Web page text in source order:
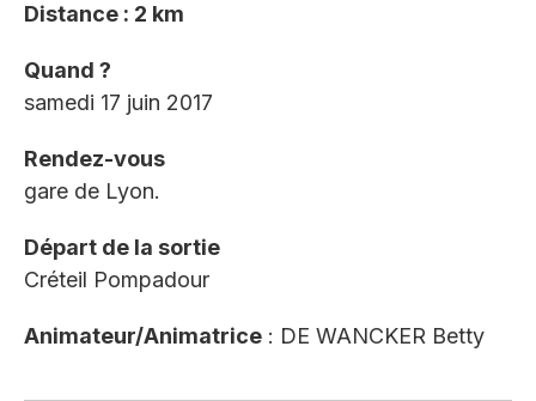
Distance : 2 km
Quand ?
samedi 17 juin 2017
Rendez-vous
gare de Lyon.
Départ de la sortie
Créteil Pompadour
Animateur/Animatrice : DE WANCKER Betty